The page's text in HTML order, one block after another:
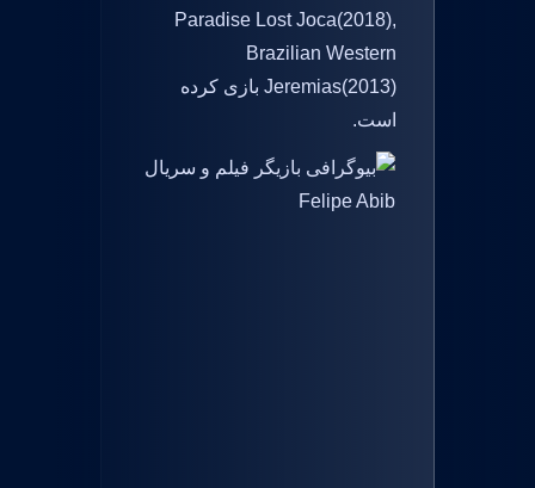
Paradise Lost Joca(2018),
Brazilian Western
Jeremias(2013) بازی کرده
است.